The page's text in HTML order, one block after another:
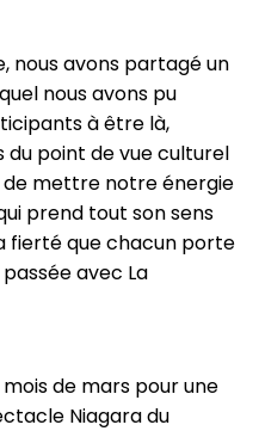
nous avons partagé un
nous avons pu
à être là,
du point de vue culturel
mettre notre énergie
prend tout son sens
fierté que chacun porte
avec La
de mars pour une
Niagara du